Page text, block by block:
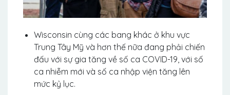
Wisconsin cùng các bang khác ở khu vực
Trung Tây Mỹ và hơn thế nữa đang phải chiến
đấu với sự gia tăng về số ca COVID-19, với số
ca nhiễm mới và số ca nhập viện tăng lên
mức kỷ lục.